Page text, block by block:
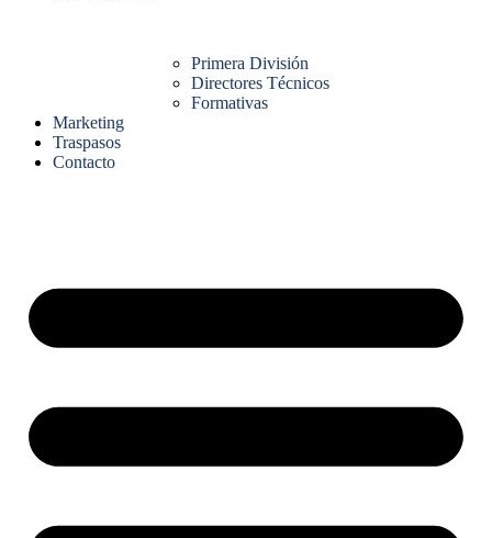
Primera División
Directores Técnicos
Formativas
Marketing
Traspasos
Contacto